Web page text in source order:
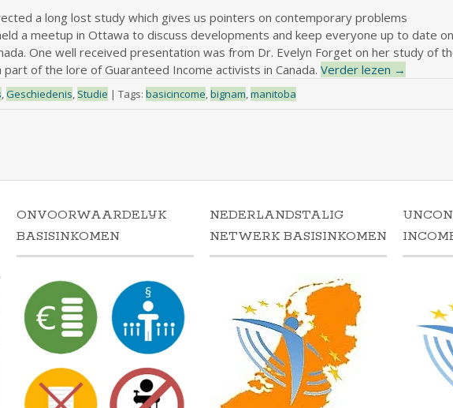
a long lost study which gives us pointers on contemporary problems
a meetup in Ottawa to discuss developments and keep everyone up to date
One well received presentation was from Dr. Evelyn Forget on her study of
of the lore of Guaranteed Income activists in Canada. Verder lezen →
, Geschiedenis, Studie | Tags: basicincome,bignam,manitoba
ONVOORWAARDELIJK
BASISINKOMEN
NEDERLANDSTALIG
NETWERK BASISINKOMEN